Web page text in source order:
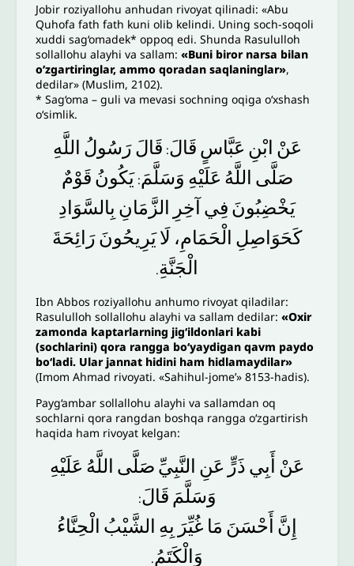
Jobir roziyallohu anhudan rivoyat qilinadi: «Abu
Quhofa fath fath kuni olib kelindi. Uning soch-soqoli
xuddi sag‘omadek* oppoq edi. Shunda Rasululloh
sollallohu alayhi va sallam:«Buni biror narsa bilan
o’zgartiringlar, ammo qoradan saqlaninglar»,
dedilar» (Muslim, 2102).
* Sag‘oma – guli va mevasi sochning oqiga o‘xshash
o‘simlik.
عَنْ ابْنِ عَبَّاسٍ قَالَ: قَالَ رَسُولُ اللَّهِ
صَلَّى اللَّهُ عَلَيْهِ وَسَلَّمَ: يَكُونُ قَوْمٌ
يَخْضِبُونَ فِي آخِرِ الزَّمَانِ بِالسَّوَادِ
كَحَوَاصِلِ الْحَمَامِ، لَايَرِيحُونَرَائِحَةَ
الْجَنَّةِ.
Ibn Abbos roziyallohu anhumo rivoyat qiladilar:
Rasululloh sollallohu alayhi va sallam dedilar:«Oxir
zamonda kaptarlarning jig‘ildonlari kabi
(sochlarini) qora rangga bo‘yaydigan qavm paydo
bo‘ladi. Ular jannat hidini ham hidlamaydilar»
(Imom Ahmad rivoyati. «Sahihul-jome’» 8153-hadis).
Payg‘ambar sollallohu alayhi va sallamdan oq
sochlarni qora rangdan boshqa rangga o‘zgartirish
haqida ham rivoyat kelgan:
عَنْ أَبِي ذَرٍّ عَنِ النَّبِيِّ صَلَّى اللَّهُ عَلَيْهِ
وَسَلَّمَ قَالَ:
إِنَّ أَحْسَنَ مَا غُيِّرَ بِهِ الشَّيْبُ الْحِنَّاءُ
وَالْكَتَمُ.